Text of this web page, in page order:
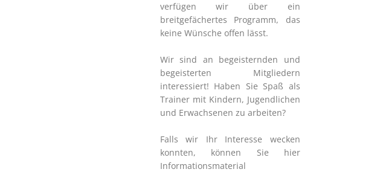
verfügen wir über ein
breitgefächertes Programm, das
keine Wünsche offen lässt.
Wir sind an begeisternden und
begeisterten Mitgliedern
interessiert! Haben Sie Spaß als
Trainer mit Kindern, Jugendlichen
und Erwachsenen zu arbeiten?
Falls wir Ihr Interesse wecken
konnten, können Sie hier
Informationsmaterial